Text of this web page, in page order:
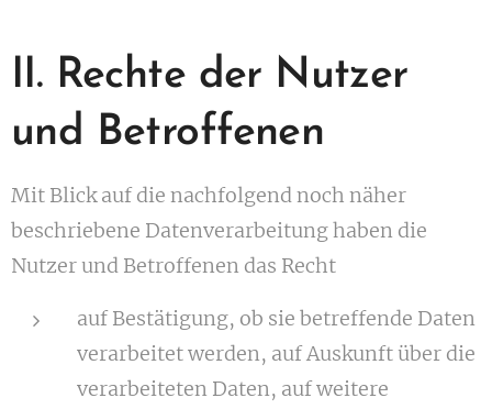
II. Rechte der Nutzer
und Betroffenen
Mit Blick auf die nachfolgend noch näher
beschriebene Datenverarbeitung haben die
Nutzer und Betroffenen das Recht
auf Bestätigung, ob sie betreffende Daten
verarbeitet werden, auf Auskunft über die
verarbeiteten Daten, auf weitere